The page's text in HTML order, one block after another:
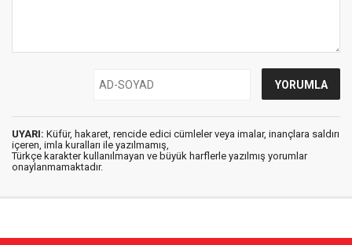
UYARI: Küfür, hakaret, rencide edici cümleler veya imalar, inançlara saldırı
içeren, imla kuralları ile yazılmamış,
Türkçe karakter kullanılmayan ve büyük harflerle yazılmış yorumlar
onaylanmamaktadır.